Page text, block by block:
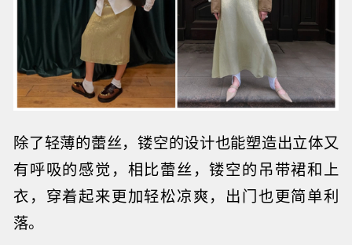
除了轻薄的蕾丝，镂空的设计也能塑造出立体又
有呼吸的感觉，相比蕾丝，镂空的吊带裙和上
衣， 穿着起来更加轻松凉爽，出门也更简单利
落。